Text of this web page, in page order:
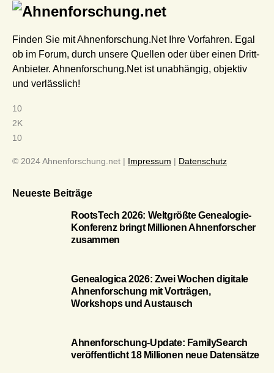
Finden Sie mit Ahnenforschung.Net Ihre Vorfahren. Egal
ob im Forum, durch unsere Quellen oder über einen Dritt-
Anbieter. Ahnenforschung.Net ist unabhängig, objektiv
und verlässlich!
10
2K
10
© 2024 Ahnenforschung.net | Impressum | Datenschutz
Neueste Beiträge
RootsTech 2026: Weltgrößte Genealogie-
Konferenz bringt Millionen Ahnenforscher
zusammen
Genealogica 2026: Zwei Wochen digitale
Ahnenforschung mit Vorträgen,
Workshops und Austausch
Ahnenforschung-Update: FamilySearch
veröffentlicht 18 Millionen neue Datensätze